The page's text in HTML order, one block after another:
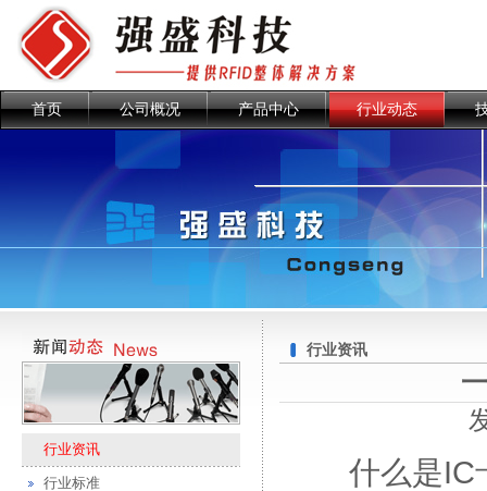
首页 公司概况 产品中心 行业动态
行业资讯
行业标准
行业资讯
什么是IC卡